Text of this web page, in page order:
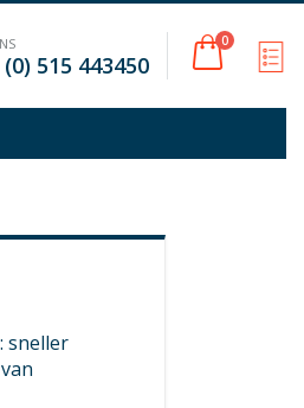
Cart
0
515 443450
sneller